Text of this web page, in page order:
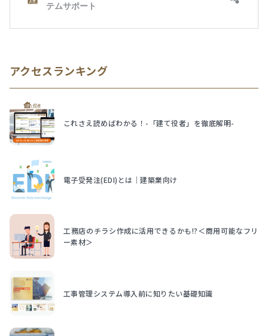
アクセスランキング
これさえ読めばわかる！-「建て役者」を徹底解明-
電子受発注(EDI)とは｜建築業向け
工務店のチラシ作成に活用できるかも!?＜商用可能なフリ
ー素材＞
工事管理システム導入前に知りたい基礎知識